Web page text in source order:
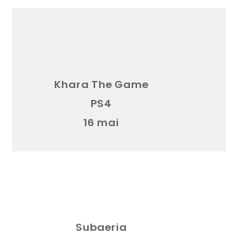
Khara The Game
PS4
16 mai
Subaeria